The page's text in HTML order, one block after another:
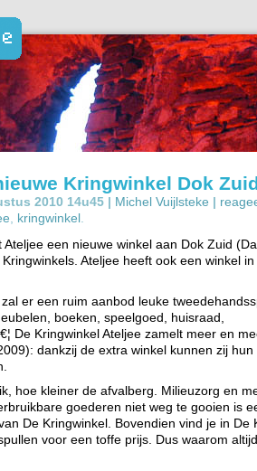
Kringwinkel Dok
2010 14u45 | Michel Vuijlsteke |
kringwinkel
Ateljee een nieuwe winkel aan Dok Zuid
Ateljee heeft ook een winkel
er een ruim aanbod leuke
boeken, speelgoed, huisraad,
De Kringwinkel Ateljee zamelt meer en
dankzij de extra winkel kunnen zij
hoe kleiner de afvalberg. Milieuzorg en
goederen niet weg te gooien is
De Kringwinkel. Bovendien vind je in De
voor een toffe prijs. Dus waarom